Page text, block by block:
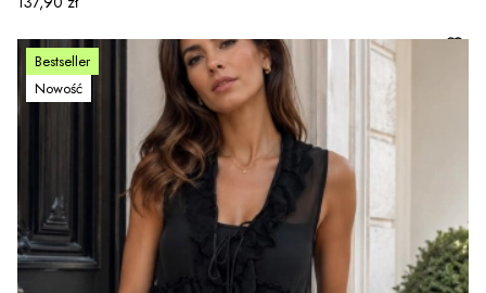
Bestseller
Nowość